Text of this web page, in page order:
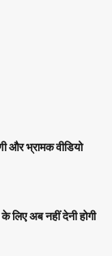
और भ्रामक वीडियो
लिए अब नहीं देनी होगी